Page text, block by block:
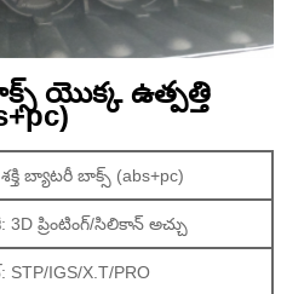
యొక్క ఉత్పత్తి
బ్యాటరీ బాక్స్ (abs+pc)
ప్రింటింగ్/సిలికాన్ అచ్చు
IGS/X.T/PRO